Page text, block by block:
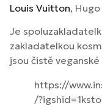
Louis Vuitton,
Je
zakladatelkou
jsou čistě
https://
/